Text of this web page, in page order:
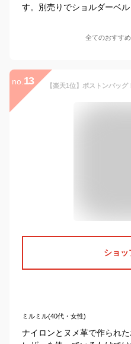
す。別売りでショルダーベル
全てのおすす
no. 13
ショッ
ミルミル(40代・女性)
ナイロンとヌメ革で作られ